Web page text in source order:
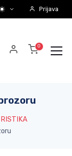
Prijava